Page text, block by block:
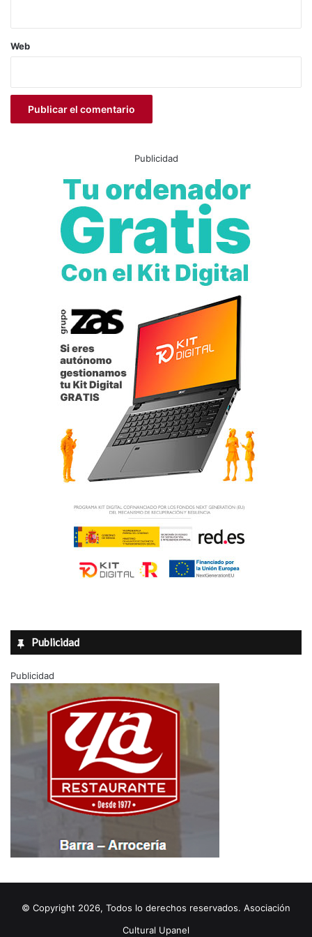
Elconcejal de Obras e Infraestructuras, Pascual Jesús
cosas bien. Hablamos de un edificio destinado a un
servicio esencial, y era fundamental garantizar que se
construyera con la calidad que merecen tanto los agentes
ampliación de los plazos, creemos que merece la pena
duradera y eficiente.”
Por su parte, elalcalde de Monforte del Cid, Juan José
Hernández, ha añadido que actuan «con responsabilidad,
aprendiendo de experiencias heredadas de anteriores
legislaturas, en las que el mantenimiento acabó costando
más que la propia construcción. Gestionar bien el dinero
de todos los monfortinos, pensando tanto en el corto
como en el largo plazo, es fundamental: cada euro público
debe estar bien invertido.”
Ayuntamiento de Monforte del Cid
concejalía de Obras e Infraestructuras
Monforte
Diputación de Alicante
Pascual Jesús Abad Planifica
proyecto técnico modificado
Web
Publicidad
Publicidad
Publicidad
© Copyright 2026, Todos lo derechos reservados. Asociación
Cultural Upanel